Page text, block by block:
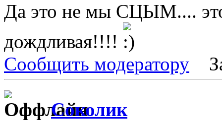
Да это не мы СЦЫМ....
дождливая!!!!
Сообщить модератору
Соколик